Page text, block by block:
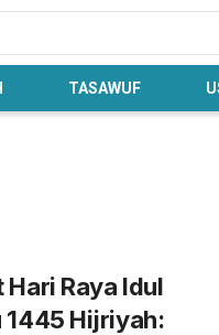
TASAWUF
Hari Raya Idul
Hijriyah: